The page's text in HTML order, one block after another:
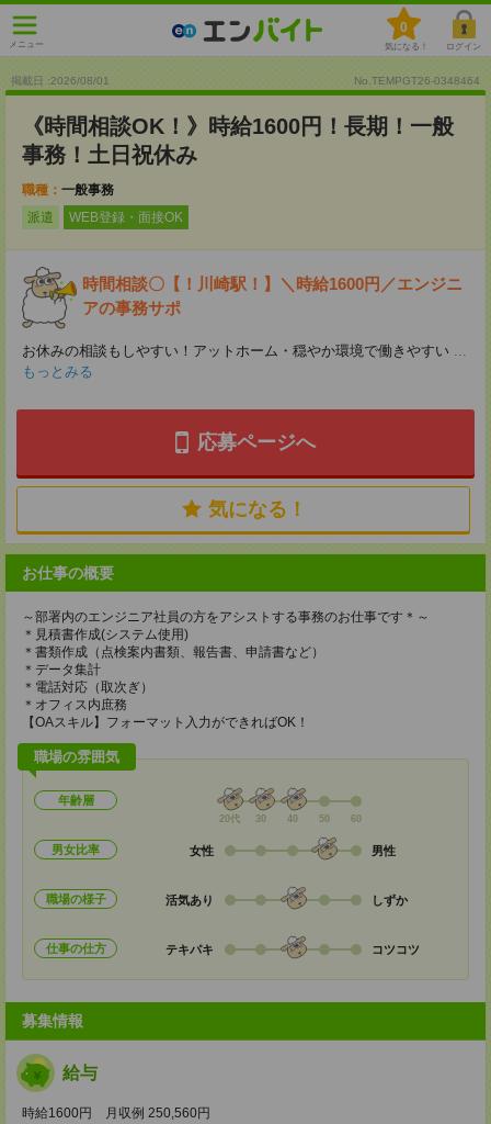
メニュー
0
気になる！ ログイン
掲載日 :2026/08/01 No.TEMPGT26-0348464
《時間相談OK！》時給1600円！長期！一般
事務！土日祝休み
職種： 一般事務
派遣
WEB登録・面接OK
時間相談〇【！川崎駅！】＼時給1600円／エンジニ
アの事務サポ
お休みの相談もしやすい！アットホーム・穏やか環境で働きやすい ...
もっとみる
応募ページへ
気になる！
お仕事の概要
～部署内のエンジニア社員の方をアシストする事務のお仕事です＊～
＊見積書作成(システム使用)
＊書類作成（点検案内書類、報告書、申請書など）
＊データ集計
＊電話対応（取次ぎ）
＊オフィス内庶務
【OAスキル】フォーマット入力ができればOK！
職場の雰囲気
年齢層
20代 30 40 50 60
男女比率 女性 男性
職場の様子 活気あり しずか
仕事の仕方 テキパキ コツコツ
募集情報
給与
時給1600円 月収例 250,560円